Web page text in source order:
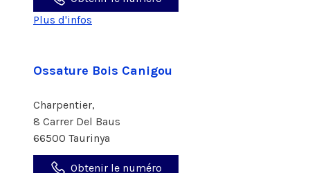
Plus d'infos
Ossature Bois Canigou
Charpentier,
8 Carrer Del Baus
66500 Taurinya
Obtenir le numéro